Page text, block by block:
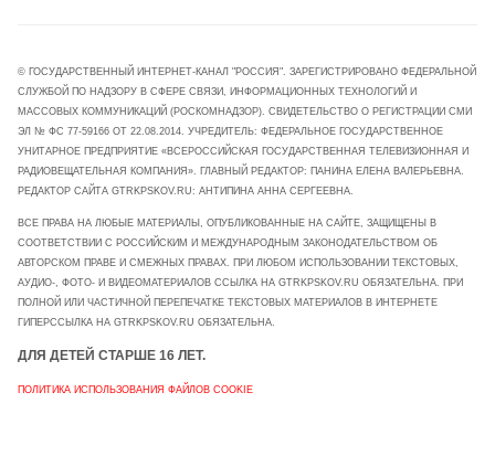
© ГОСУДАРСТВЕННЫЙ ИНТЕРНЕТ-КАНАЛ "РОССИЯ". ЗАРЕГИСТРИРОВАНО ФЕДЕРАЛЬНОЙ
СЛУЖБОЙ ПО НАДЗОРУ В СФЕРЕ СВЯЗИ, ИНФОРМАЦИОННЫХ ТЕХНОЛОГИЙ И
МАССОВЫХ КОММУНИКАЦИЙ (РОСКОМНАДЗОР). СВИДЕТЕЛЬСТВО О РЕГИСТРАЦИИ СМИ
ЭЛ № ФС 77-59166 ОТ 22.08.2014. УЧРЕДИТЕЛЬ: ФЕДЕРАЛЬНОЕ ГОСУДАРСТВЕННОЕ
УНИТАРНОЕ ПРЕДПРИЯТИЕ «ВСЕРОССИЙСКАЯ ГОСУДАРСТВЕННАЯ ТЕЛЕВИЗИОННАЯ И
РАДИОВЕЩАТЕЛЬНАЯ КОМПАНИЯ». ГЛАВНЫЙ РЕДАКТОР: ПАНИНА ЕЛЕНА ВАЛЕРЬЕВНА.
РЕДАКТОР САЙТА GTRKPSKOV.RU: АНТИПИНА АННА СЕРГЕЕВНА.
ВСЕ ПРАВА НА ЛЮБЫЕ МАТЕРИАЛЫ, ОПУБЛИКОВАННЫЕ НА САЙТЕ, ЗАЩИЩЕНЫ В
СООТВЕТСТВИИ С РОССИЙСКИМ И МЕЖДУНАРОДНЫМ ЗАКОНОДАТЕЛЬСТВОМ ОБ
АВТОРСКОМ ПРАВЕ И СМЕЖНЫХ ПРАВАХ. ПРИ ЛЮБОМ ИСПОЛЬЗОВАНИИ ТЕКСТОВЫХ,
АУДИО-, ФОТО- И ВИДЕОМАТЕРИАЛОВ ССЫЛКА НА GTRKPSKOV.RU ОБЯЗАТЕЛЬНА. ПРИ
ПОЛНОЙ ИЛИ ЧАСТИЧНОЙ ПЕРЕПЕЧАТКЕ ТЕКСТОВЫХ МАТЕРИАЛОВ В ИНТЕРНЕТЕ
ГИПЕРССЫЛКА НА GTRKPSKOV.RU ОБЯЗАТЕЛЬНА.
ДЛЯ ДЕТЕЙ СТАРШЕ 16 ЛЕТ.
ПОЛИТИКА ИСПОЛЬЗОВАНИЯ ФАЙЛОВ COOKIE